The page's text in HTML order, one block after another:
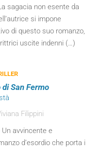
sagacia non esente da
si impone
di questo suo romanzo,
uscite indenni (…)
San Fermo
Filippini
avvincente e
d’esordio che porta i